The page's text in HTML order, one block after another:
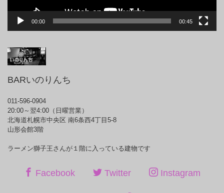
00:00 00:45
BARいのりんち
011-596-0904
20:00～翌4:00（日曜営業）
北海道札幌市中央区 南6条西4丁目5-8
山形会館3階
ラーメン獅子王さんが１階に入っている建物です
Facebook Twitter Instagram